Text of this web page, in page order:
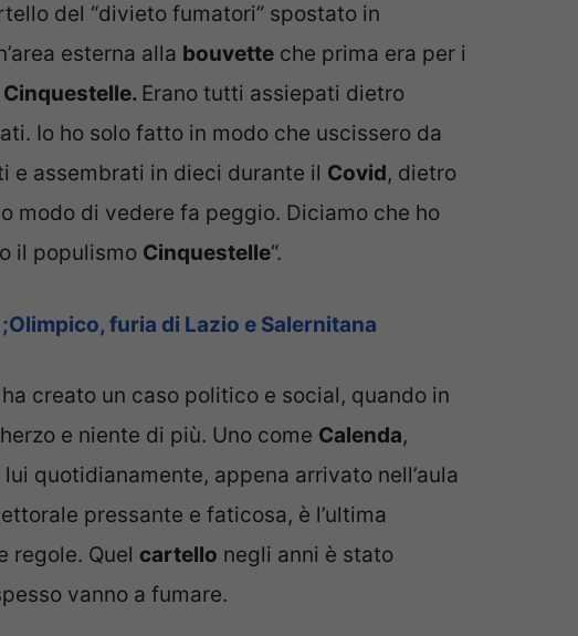
del “divieto fumatori” spostato in
esterna alla bouvette che prima era per i
Cinquestelle. Erano tutti assiepati dietro
Io ho solo fatto in modo che uscissero da
e assembrati in dieci durante il Covid, dietro
modo di vedere fa peggio. Diciamo che ho
il populismo Cinquestelle“.
furia di Lazio e Salernitana
creato un caso politico e social, quando in
e niente di più. Uno come Calenda,
quotidianamente, appena arrivato nell’aula
pressante e faticosa, è l’ultima
regole. Quel cartello negli anni è stato
vanno a fumare.